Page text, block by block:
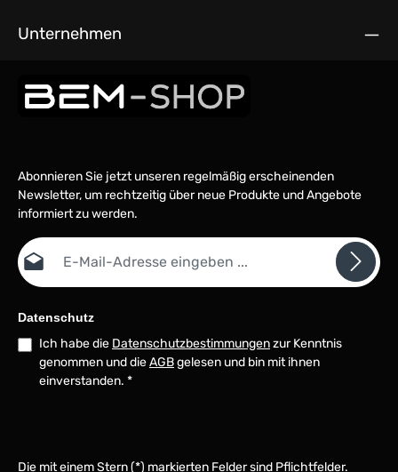
Unternehmen
Abonnieren Sie jetzt unseren regelmäßig erscheinenden
Newsletter, um rechtzeitig über neue Produkte und Angebote
informiert zu werden.
E-Mail-Adresse*
Datenschutz
Ich habe die Datenschutzbestimmungenzur Kenntnis
genommen und dieAGBgelesen und bin mit ihnen
einverstanden. *
Die mit einem Stern (*) markierten Felder sind Pflichtfelder.